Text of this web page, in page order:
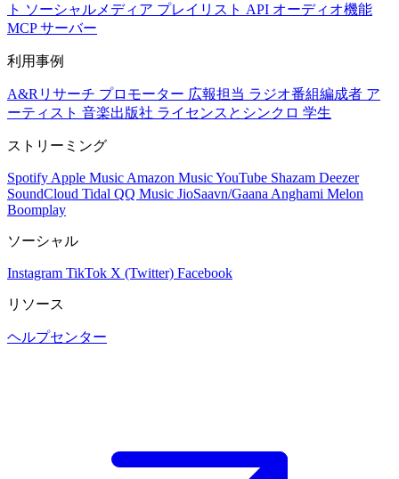
ト ソーシャルメディア プレイリスト API オーディオ機能
MCP サーバー
利用事例
A&Rリサーチ プロモーター 広報担当 ラジオ番組編成者 ア
ーティスト 音楽出版社 ライセンスとシンクロ 学生
ストリーミング
Spotify Apple Music Amazon MusicYouTube Shazam Deezer
SoundCloud Tidal QQ Music JioSaavn/Gaana Anghami Melon
Boomplay
ソーシャル
Instagram TikTok X (Twitter) Facebook
リソース
ヘルプセンター